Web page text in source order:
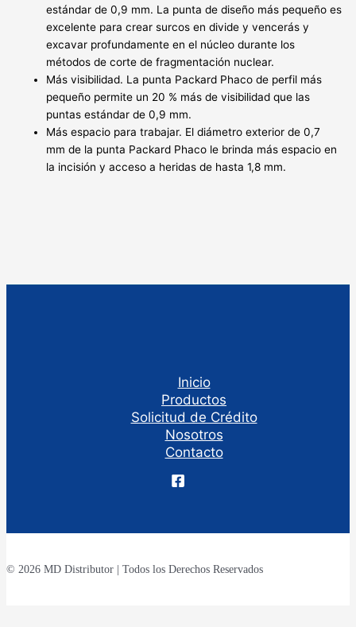
estándar de 0,9 mm. La punta de diseño más pequeño es
excelente para crear surcos en divide y vencerás y
excavar profundamente en el núcleo durante los
métodos de corte de fragmentación nuclear.
Más visibilidad. La punta Packard Phaco de perfil más
pequeño permite un 20 % más de visibilidad que las
puntas estándar de 0,9 mm.
Más espacio para trabajar. El diámetro exterior de 0,7
mm de la punta Packard Phaco le brinda más espacio en
la incisión y acceso a heridas de hasta 1,8 mm.
Inicio
Productos
Solicitud de Crédito
Nosotros
Contacto
© 2026 MD Distributor | Todos los Derechos Reservados